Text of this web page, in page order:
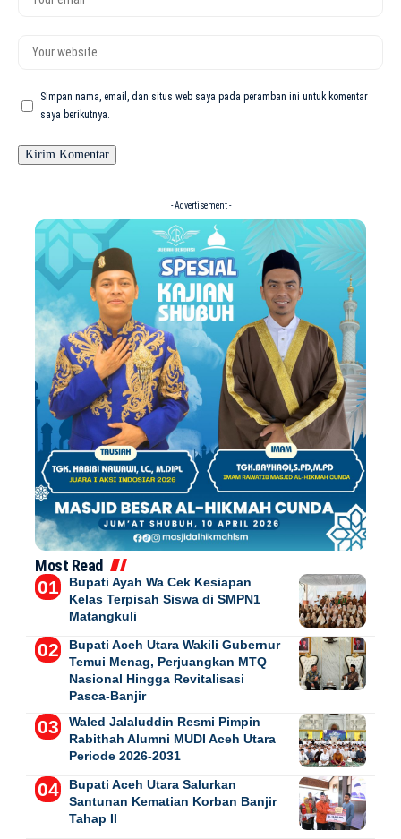
Simpan nama, email, dan situs web saya pada peramban ini untuk komentar
saya berikutnya.
- Advertisement -
Most Read
Bupati Ayah Wa Cek Kesiapan
Kelas Terpisah Siswa di SMPN1
Matangkuli
Bupati Aceh Utara Wakili Gubernur
Temui Menag, Perjuangkan MTQ
Nasional Hingga Revitalisasi
Pasca-Banjir
Waled Jalaluddin Resmi Pimpin
Rabithah Alumni MUDI Aceh Utara
Periode 2026-2031
Bupati Aceh Utara Salurkan
Santunan Kematian Korban Banjir
Tahap II